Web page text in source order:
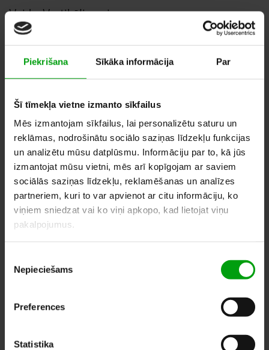
Piekrišana Sīkāka informācija Par
Šī tīmekļa vietne izmanto sīkfailus
Mēs izmantojam sīkfailus, lai personalizētu saturu un
reklāmas, nodrošinātu sociālo saziņas līdzekļu funkcijas
un analizētu mūsu datplūsmu. Informāciju par to, kā jūs
izmantojat mūsu vietni, mēs arī kopīgojam ar saviem
sociālās saziņas līdzekļu, reklamēšanas un analīzes
partneriem, kuri to var apvienot ar citu informāciju, ko
viņiem sniedzat vai ko viņi apkopo, kad lietojat viņu
pakalpojumus.
izvēle
Nepieciešams
Preferences
Statistika
Veids:Vertikāli augi
GAB.
80,00–160,00EUR
PIEVIENOT VĒLMJU GROZAM
LĪDZĪGI PRODUKTI